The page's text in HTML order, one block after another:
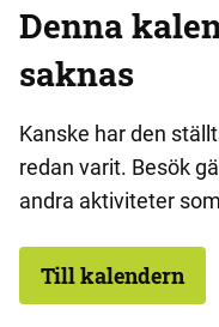
Denna
saknas
Kanske har den
redan varit. Besök
andra aktiviteter
Till kalendern